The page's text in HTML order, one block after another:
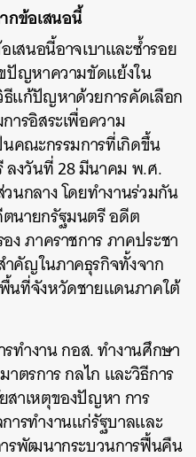
กข้อเสนอนี้
สนอนี้อาจเบาและซ้ำรอย
ปัญหาความขัดแย้งใน
แก้ปัญหาด้วยการคัดเลือก
ารอิสระเพื่อความ
คณะกรรมการที่เกิดขึ้น
ลงวันที่ 28 มีนาคม พ.ศ.
นกลาง โดยทำงานร่วมกัน
นายกรัฐมนตรี อดีต
ภาคราชการ ภาคประชา
คัญในภาคธุรกิจทั้งจาก
นที่จังหวัดชายแดนภาคใต้
ทำงาน กอส. ทำงานศึกษา
ตรการ กลไก และวิธีการ
าเหตุของปัญหา การ
ารทำงานแก่รัฐบาลและ
รพัฒนากระบวนการฟื้นคืน